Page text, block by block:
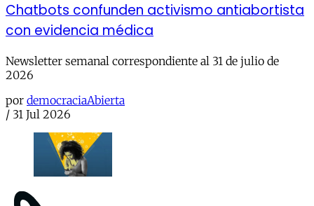
Chatbots confunden activismo antiabortista
con evidencia médica
Newsletter semanal correspondiente al 31 de julio de
2026
por democraciaAbierta
/ 31 Jul 2026